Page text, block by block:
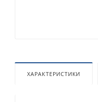
ХАРАКТЕРИСТИКИ